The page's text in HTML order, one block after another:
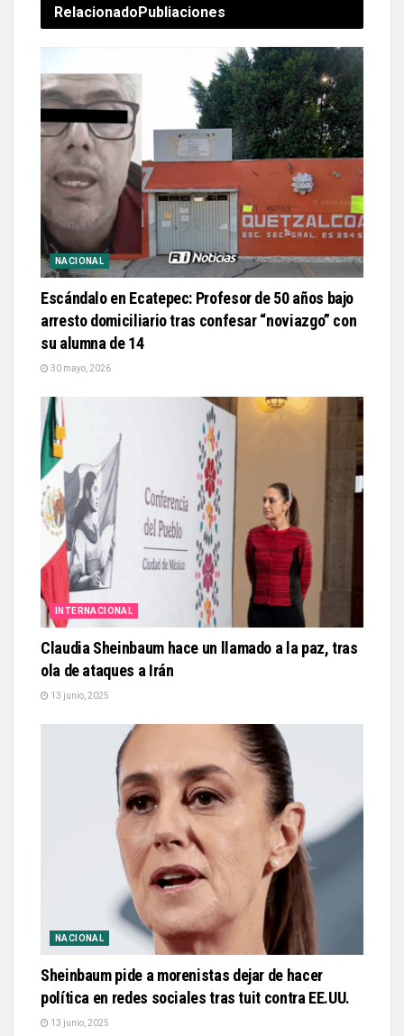
RelacionadoPubliaciones
NACIONAL
Escándalo en Ecatepec: Profesor de 50 años bajo
arresto domiciliario tras confesar “noviazgo” con
su alumna de 14
30 mayo, 2026
INTERNACIONAL
Claudia Sheinbaum hace un llamado a la paz, tras
ola de ataques a Irán
13 junio, 2025
NACIONAL
Sheinbaum pide a morenistas dejar de hacer
política en redes sociales tras tuit contra EE.UU.
13 junio, 2025